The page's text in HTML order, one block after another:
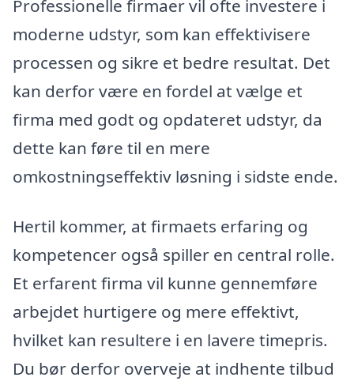
Professionelle firmaer vil ofte investere i
moderne udstyr, som kan effektivisere
processen og sikre et bedre resultat. Det
kan derfor være en fordel at vælge et
firma med godt og opdateret udstyr, da
dette kan føre til en mere
omkostningseffektiv løsning i sidste ende.
Hertil kommer, at firmaets erfaring og
kompetencer også spiller en central rolle.
Et erfarent firma vil kunne gennemføre
arbejdet hurtigere og mere effektivt,
hvilket kan resultere i en lavere timepris.
Du bør derfor overveje at indhente tilbud